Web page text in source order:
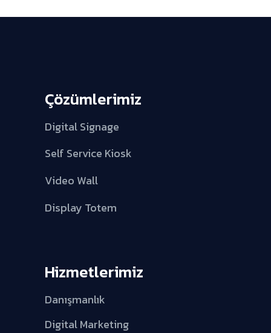
Çözümlerimiz
Digital Signage
Self Service Kiosk
Video Wall
Display Totem
Hizmetlerimiz
Danışmanlık
Digital Marketing